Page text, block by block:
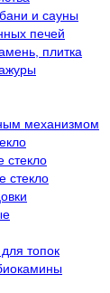
и сауны
печей
плитка
механизмом
стекло
стекло
топок